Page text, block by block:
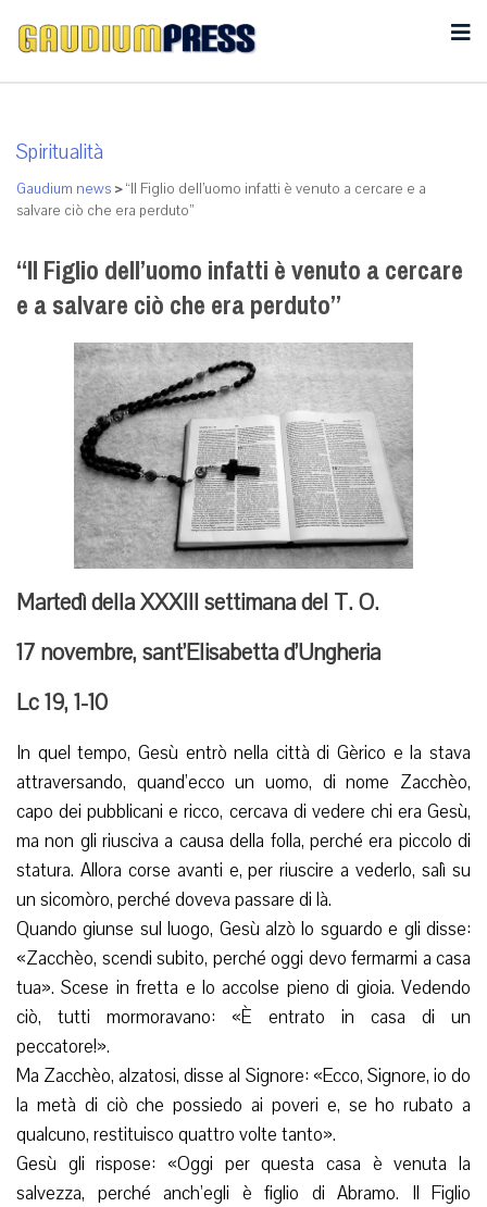
Spiritualità
Gaudium news >“Il Figlio dell’uomo infatti è venuto a cercare e a
salvare ciò che era perduto”
“Il Figlio dell’uomo infatti è venuto a cercare
e a salvare ciò che era perduto”
Martedì della XXXIII settimana del T. O.
17 novembre, sant’Elisabetta d’Ungheria
Lc 19, 1-10
In quel tempo, Gesù entrò nella città di Gèrico e la stava
attraversando, quand’ecco un uomo, di nome Zacchèo,
capo dei pubblicani e ricco, cercava di vedere chi era Gesù,
ma non gli riusciva a causa della folla, perché era piccolo di
statura. Allora corse avanti e, per riuscire a vederlo, salì su
un sicomòro, perché doveva passare di là.
Quando giunse sul luogo, Gesù alzò lo sguardo e gli disse:
«Zacchèo, scendi subito, perché oggi devo fermarmi a casa
tua». Scese in fretta e lo accolse pieno di gioia. Vedendo
ciò, tutti mormoravano: «È entrato in casa di un
peccatore!».
Ma Zacchèo, alzatosi, disse al Signore: «Ecco, Signore, io do
la metà di ciò che possiedo ai poveri e, se ho rubato a
qualcuno, restituisco quattro volte tanto».
Gesù gli rispose: «Oggi per questa casa è venuta la
salvezza, perché anch’egli è figlio di Abramo. Il Figlio